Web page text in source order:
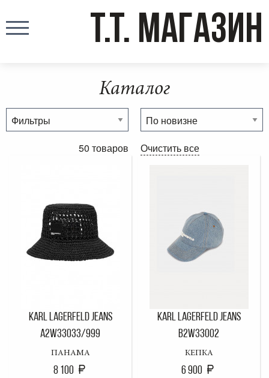
T.T. МАГАЗИН
Каталог
50 товаров Очистить все
KARL LAGERFELD JEANS
A2W33033/999
ПАНАМА
8 100
KARL LAGERFELD JEANS
B2W33002
КЕПКА
6 900